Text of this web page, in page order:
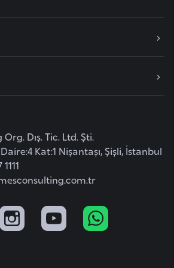
Dış. Tic. Ltd. Şti.
Kat:1 Nişantaşı, Şişli, İstanbul